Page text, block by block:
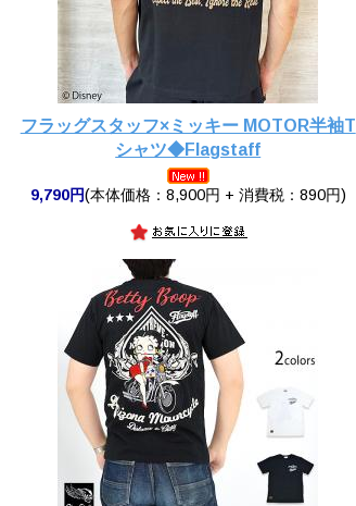
フラッグスタッフ×ミッキー MOTOR半袖T
シャツ◆Flagstaff
9,790円(本体価格：8,900円 + 消費税：890円)